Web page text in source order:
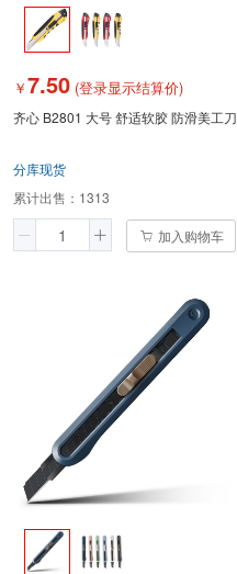
￥7.50 (登录显示结算价)
齐心 B2801 大号 舒适软胶 防滑美工刀
分库现货
累计出售： 1313
加入购物车